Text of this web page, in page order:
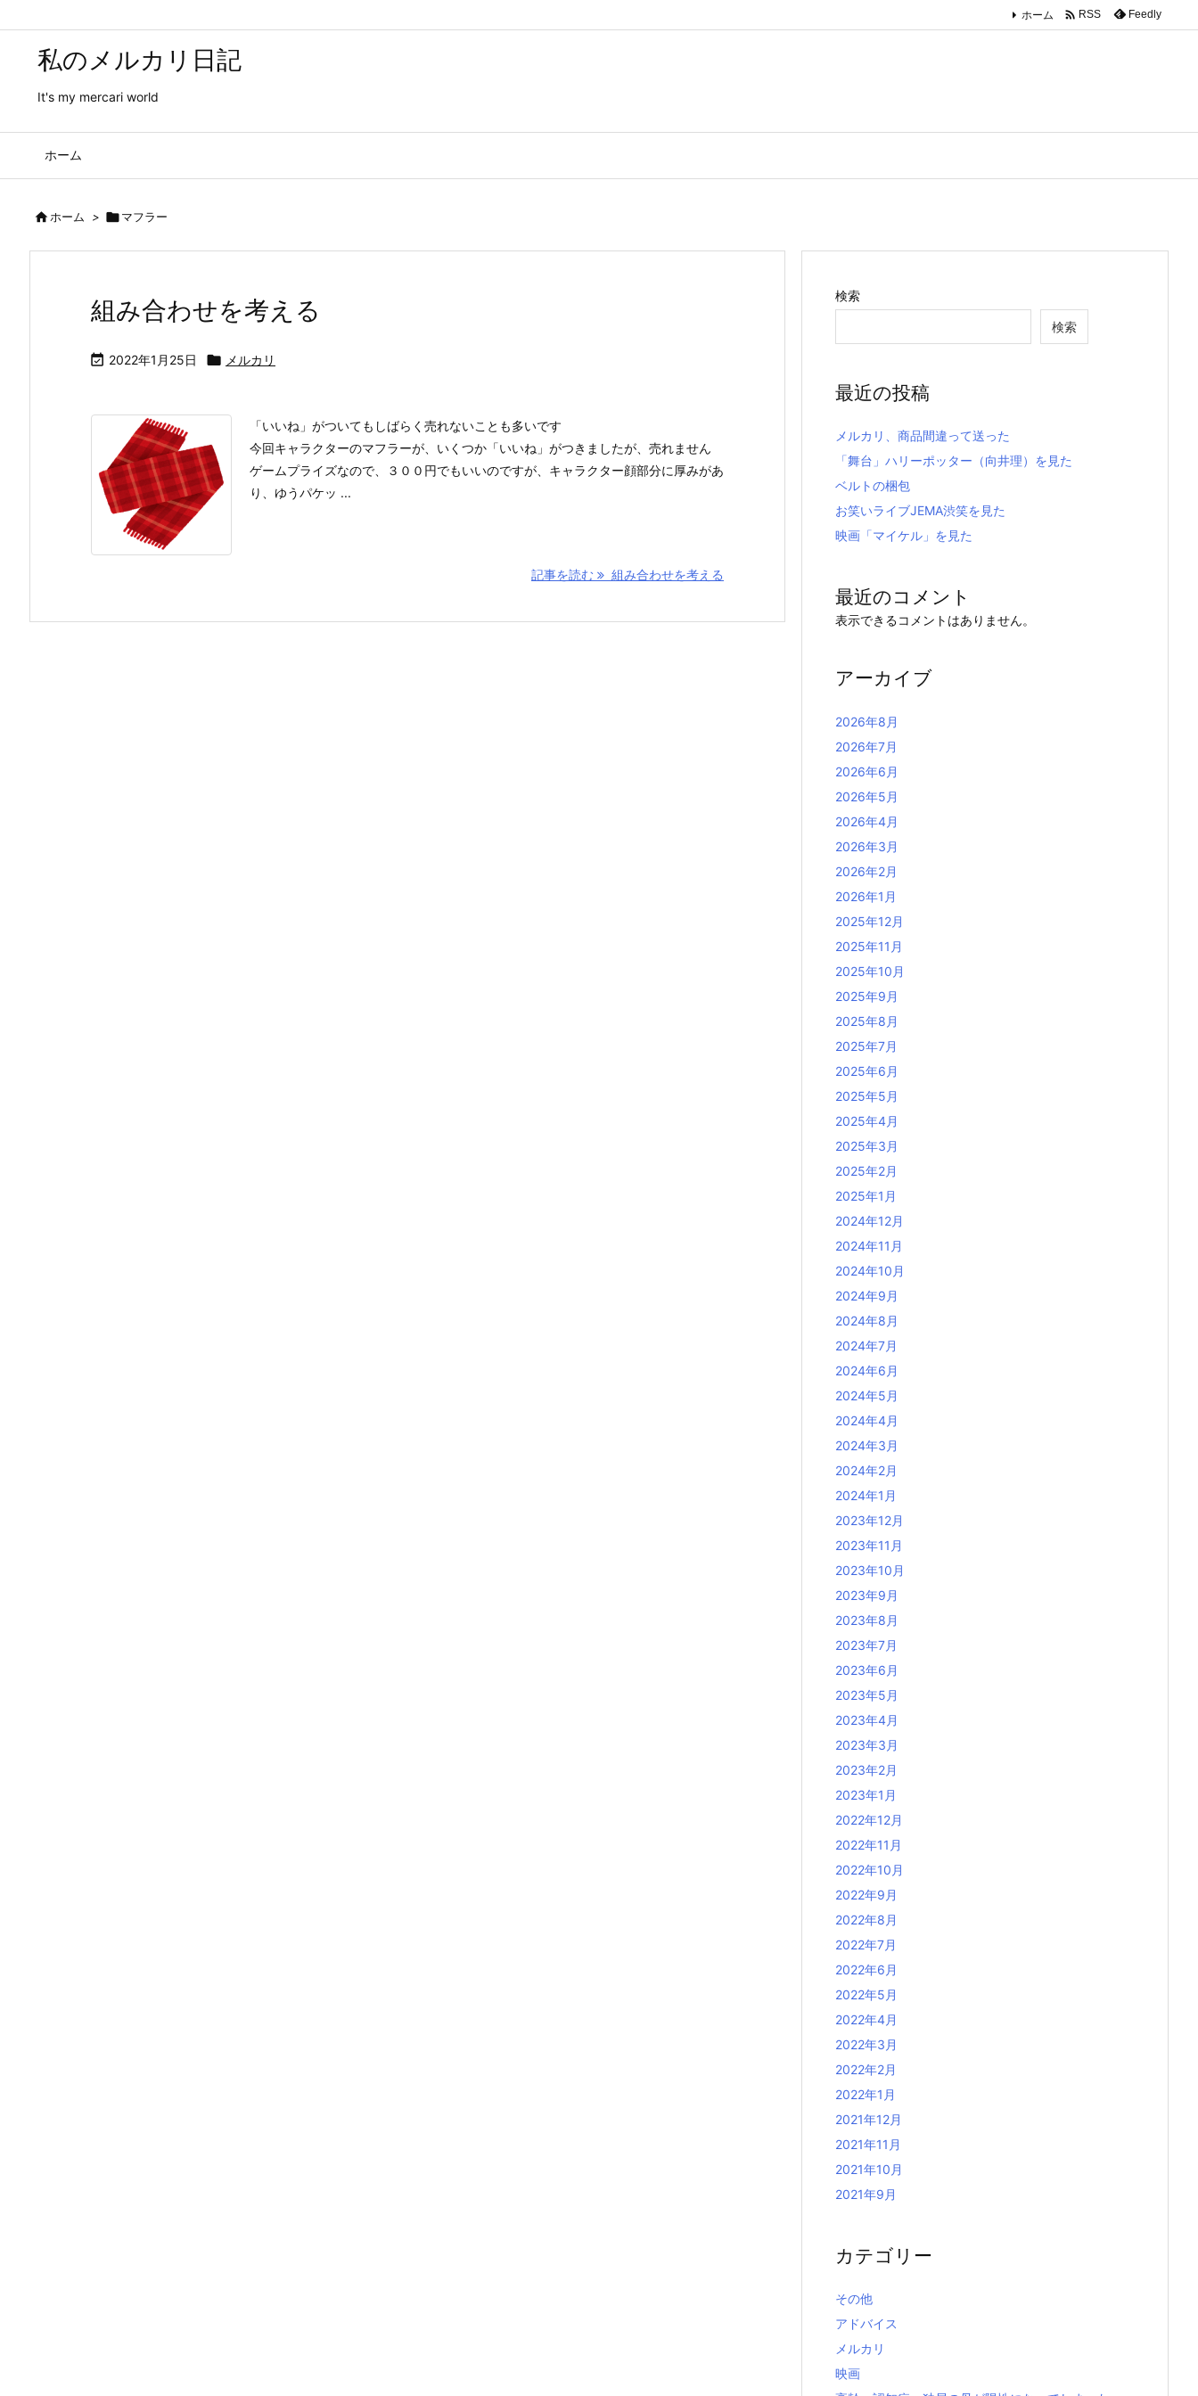
私のメルカリ日記
It's my mercari world
ホーム
ホーム  RSS Feedly
ホーム > マフラー
組み合わせを考える
 2022年1月25日  メルカリ
「いいね」がついてもしばらく売れないことも多いです
今回キャラクターのマフラーが、いくつか「いいね」がつきましたが、売れません
ゲームプライズなので、３００円でもいいのですが、キャラクター顔部分に厚みがあ
り、ゆうパケッ ...
記事を読む 組み合わせを考える
検索
検索
最近の投稿
メルカリ、商品間違って送った
「舞台」ハリーポッター（向井理）を見た
ベルトの梱包
お笑いライブJEMA渋笑を見た
映画「マイケル」を見た
最近のコメント
表示できるコメントはありません。
アーカイブ
2026年8月
2026年7月
2026年6月
2026年5月
2026年4月
2026年3月
2026年2月
2026年1月
2025年12月
2025年11月
2025年10月
2025年9月
2025年8月
2025年7月
2025年6月
2025年5月
2025年4月
2025年3月
2025年2月
2025年1月
2024年12月
2024年11月
2024年10月
2024年9月
2024年8月
2024年7月
2024年6月
2024年5月
2024年4月
2024年3月
2024年2月
2024年1月
2023年12月
2023年11月
2023年10月
2023年9月
2023年8月
2023年7月
2023年6月
2023年5月
2023年4月
2023年3月
2023年2月
2023年1月
2022年12月
2022年11月
2022年10月
2022年9月
2022年8月
2022年7月
2022年6月
2022年5月
2022年4月
2022年3月
2022年2月
2022年1月
2021年12月
2021年11月
2021年10月
2021年9月
カテゴリー
その他
アドバイス
メルカリ
映画